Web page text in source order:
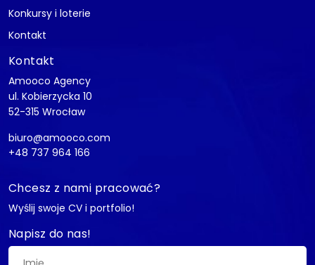
Konkursy i loterie
Kontakt
Kontakt
Amooco Agency
ul. Kobierzycka 10
52-315 Wrocław
biuro@amooco.com
+48 737 964 166
Chcesz z nami pracować?
Wyślij swoje CV i portfolio!
Napisz do nas!